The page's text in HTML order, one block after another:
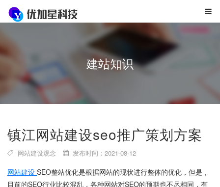
建站知识
镇江网站建设seo推广策划方案
网站建设观念 发布时间：2021-08-12
网站建设 SEO整站优化是根据网站的现状进行整体的优化，但是，
目前的SEO行业比较混乱，各种网站对SEO的预期也不尽相同，有